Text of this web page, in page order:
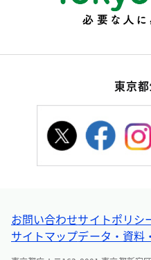
東京
お問い合わせサイトポリシ
サイトマップデータ・資料